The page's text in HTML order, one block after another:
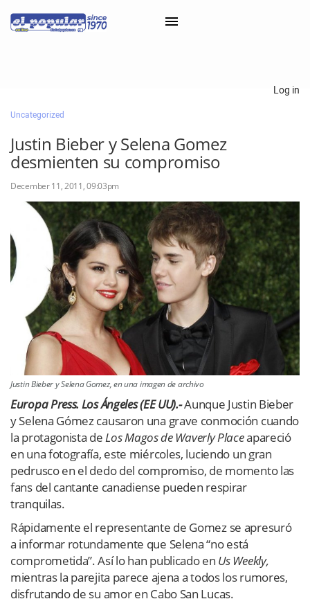
Classifieds
Categorías
Iniciar sesión con Clascal
×
Log in
Uncategorized
Justin Bieber y Selena Gomez
desmienten su compromiso
December 11, 2011, 09:03pm
Justin Bieber y Selena Gomez, en una imagen de archivo
Europa Press. Los Ángeles (EE UU).-Aunque Justin Bieber
y Selena Gómez causaron una grave conmoción cuando
la protagonista deLos Magos de Waverly Placeapareció
en una fotografía, este miércoles, luciendo un gran
pedrusco en el dedo del compromiso, de momento las
fans del cantante canadiense pueden respirar
tranquilas.
Rápidamente el representante de Gomez se apresuró
a informar rotundamente que Selena “no está
comprometida”. Así lo han publicado en Us Weekly,
mientras la parejita parece ajena a todos los rumores,
disfrutando de su amor en Cabo San Lucas.